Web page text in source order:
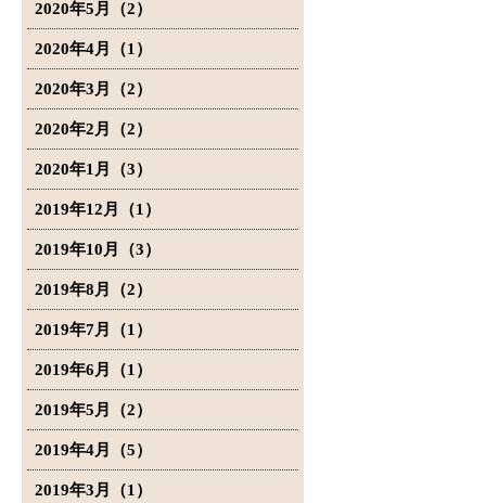
2020年5月（2）
2020年4月（1）
2020年3月（2）
2020年2月（2）
2020年1月（3）
2019年12月（1）
2019年10月（3）
2019年8月（2）
2019年7月（1）
2019年6月（1）
2019年5月（2）
2019年4月（5）
2019年3月（1）